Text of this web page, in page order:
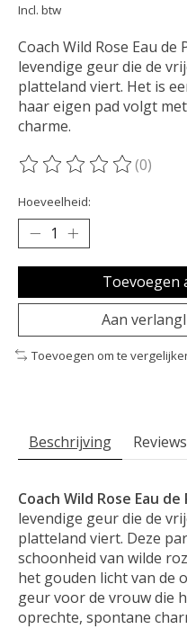
Incl. btw
Coach Wild Rose Eau
levendige geur die de
platteland viert. Het is
haar eigen pad volgt
charme.
De beoordeling van dit
(0)
Hoeveelheid:
Toevoegen
Aan
Toevoegen om te
Beschrijving
Coach Wild Rose Eau
levendige geur die de
platteland viert. Deze
schoonheid van wilde
het gouden licht van de
geur voor de vrouw die
oprechte, spontane